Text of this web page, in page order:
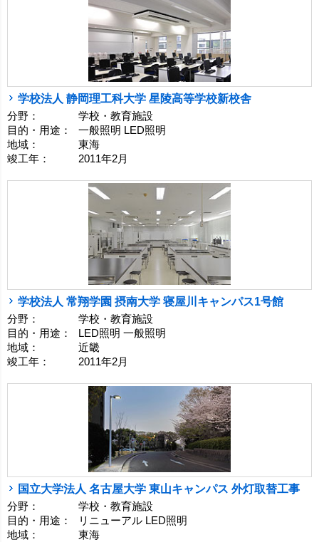
学校法人 静岡理工科大学 星陵高等学校新校舎
分野：
学校・教育施設
目的・用途：
一般照明 LED照明
地域：
東海
竣工年：
2011年2月
学校法人 常翔学園 摂南大学 寝屋川キャンパス1号館
分野：
学校・教育施設
目的・用途：
LED照明 一般照明
地域：
近畿
竣工年：
2011年2月
国立大学法人 名古屋大学 東山キャンパス 外灯取替工事
分野：
学校・教育施設
目的・用途：
リニューアル LED照明
地域：
東海